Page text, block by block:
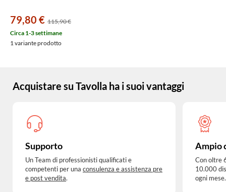
79,80 € 115,90 €
Circa 1-3 settimane
1 variante prodotto
Acquistare su Tavolla ha i suoi vantaggi
Supporto
Un Team di professionisti qualificati e
competenti per una consulenza e assistenza pre
e post vendita.
Ampio
Con oltre
10.000
ogni mese.